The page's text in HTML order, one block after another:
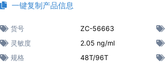
一键复制产品信息
货号 ZC-56663
灵敏度
2.05 ng/ml
规格
48T/96T